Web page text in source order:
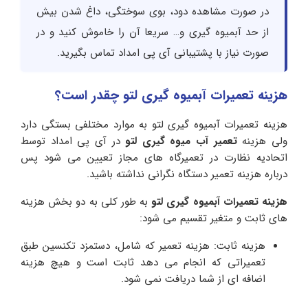
در صورت مشاهده دود، بوی سوختگی، داغ شدن بیش
از حد آبمیوه گیری و… سریعا آن را خاموش کنید و در
صورت نیاز با پشتیبانی آی پی امداد تماس بگیرید.
هزینه تعمیرات آبمیوه گیری لتو چقدر است؟
هزینه تعمیرات آبمیوه گیری لتو به موارد مختلفی بستگی دارد
ولی هزینهتعمیر آب میوه گیری لتودر آی پی امداد توسط
اتحادیه نظارت در تعمیرگاه های مجاز تعیین می شود پس
درباره هزینه تعمیر دستگاه نگرانی نداشته باشید.
هزینه تعمیرات آبمیوه گیری لتوبه طور کلی به دو بخش هزینه
های ثابت و متغیر تقسیم می شود:
هزینه ثابت: هزینه تعمیر که شامل، دستمزد تکنسین طبق
تعمیراتی که انجام می دهد ثابت است و هیچ هزینه
اضافه ای از شما دریافت نمی شود.